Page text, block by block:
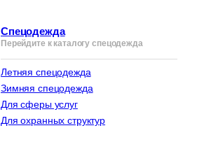
Спецодежда
Перейдите к каталогу спецодежда
Летняя спецодежда
Зимняя спецодежда
Для сферы услуг
Для охранных структур